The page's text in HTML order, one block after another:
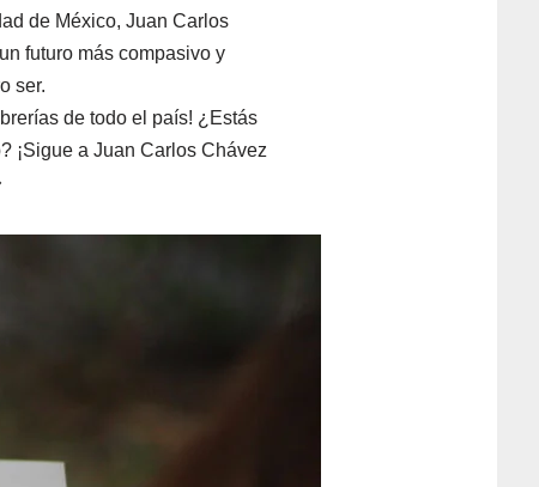
de México, Juan Carlos
futuro más compasivo y
ser.
de todo el país! ¿Estás
¡Sigue a Juan Carlos Chávez